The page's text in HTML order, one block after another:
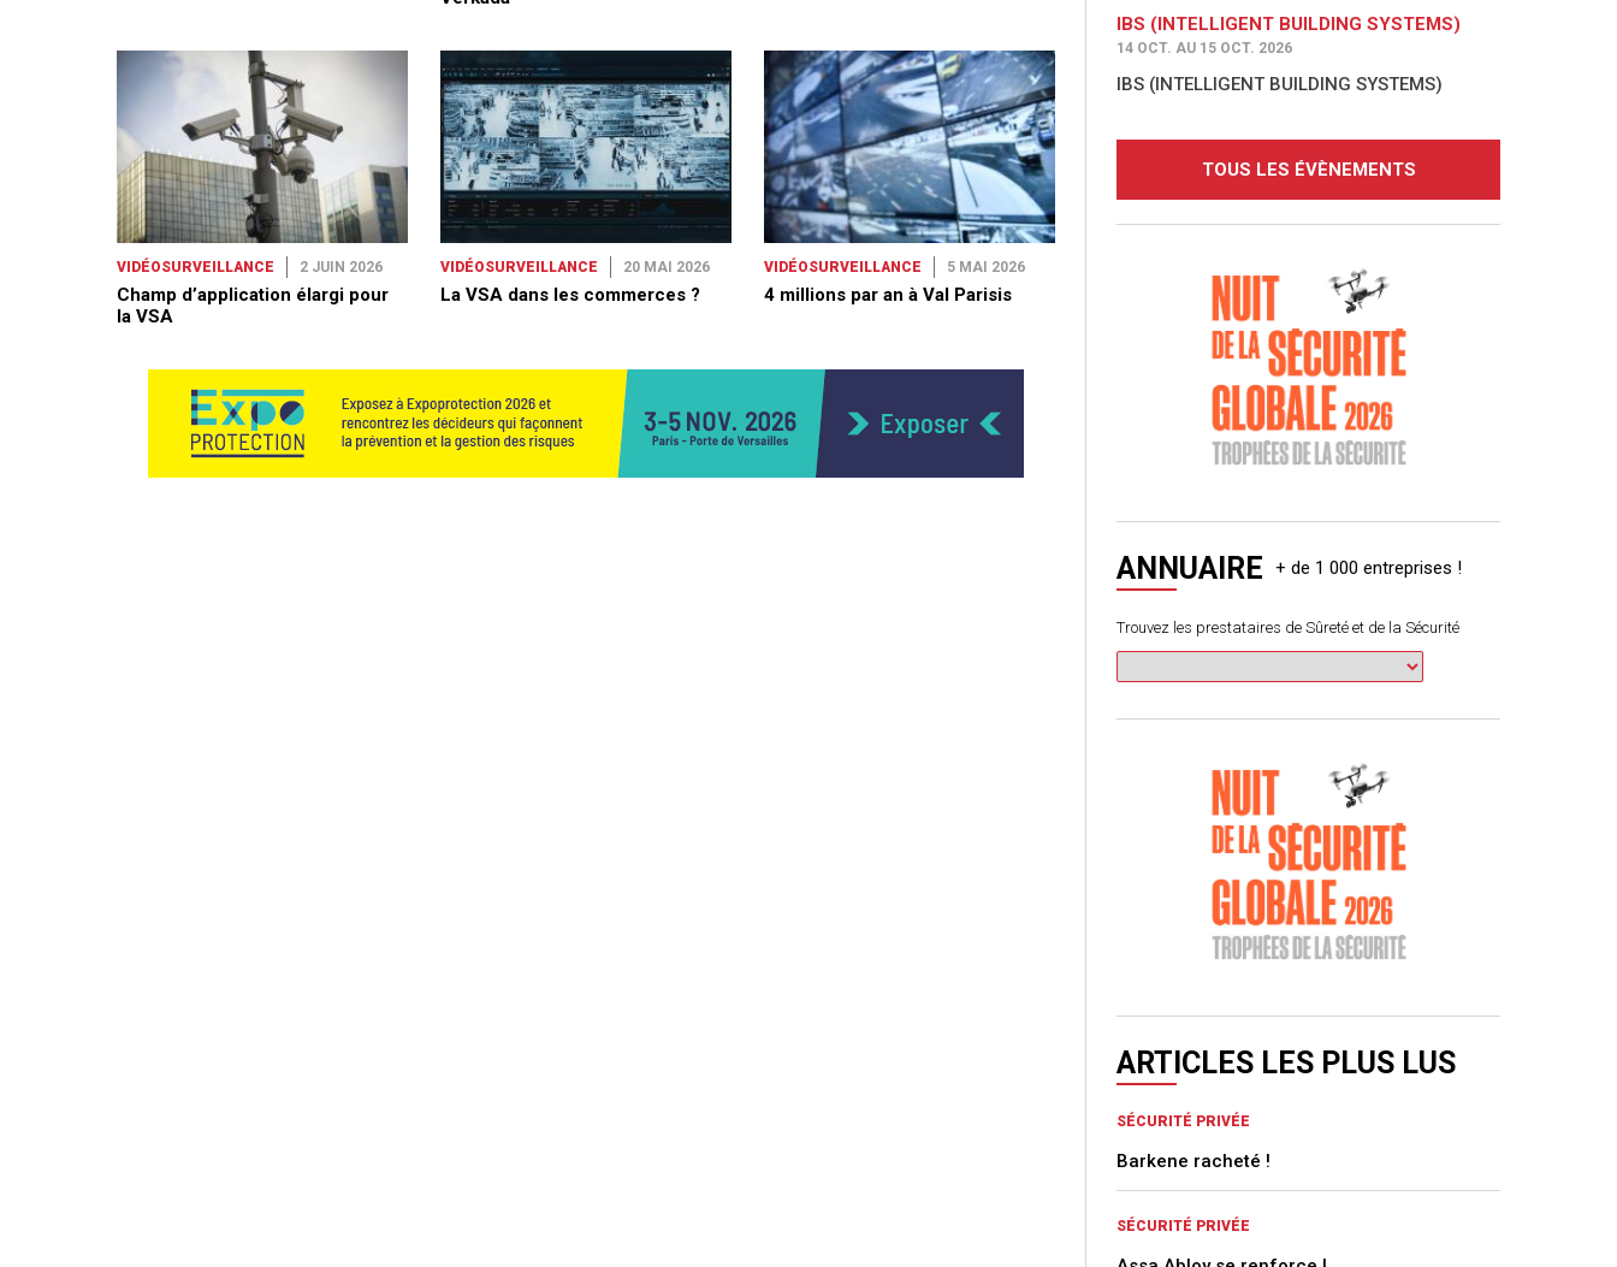
VIDÉOSURVEILLANCE 2 JUIN 2026
Champ d’application élargi pour
la VSA
VIDÉOSURVEILLANCE 20 MAI 2026
La VSA dans les commerces ?
VIDÉOSURVEILLANCE 5 MAI 2026
4 millions par an à Val Parisis
IBS (INTELLIGENT BUILDING SYSTEMS)
14 OCT. AU 15 OCT. 2026
IBS (INTELLIGENT BUILDING SYSTEMS)
TOUS LES ÉVÈNEMENTS
ANNUAIRE
Trouvez les prestataires de Sûreté et de la Sécurité
ARTICLES LES PLUS LUS
SÉCURITÉ PRIVÉE
Barkene racheté !
SÉCURITÉ PRIVÉE